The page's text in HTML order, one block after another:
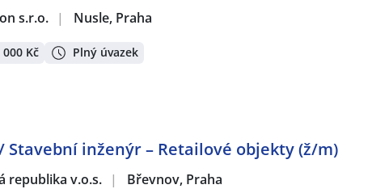
s.r.o. | Nusle, Praha
Kč Plný úvazek
Stavební inženýr – Retailové objekty (ž/m)
republika v.o.s. | Břevnov, Praha